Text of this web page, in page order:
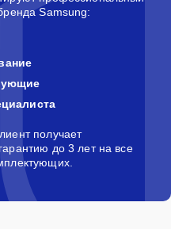
Samsung:
получает
до 3 лет на все